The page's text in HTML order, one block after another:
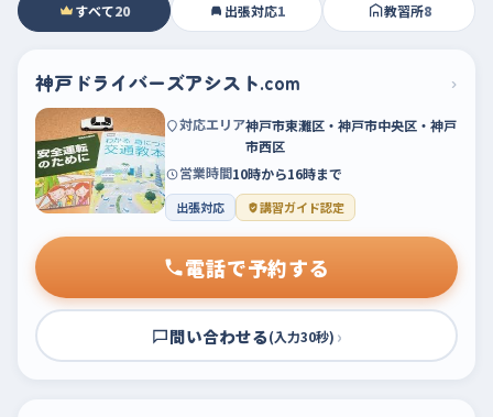
すべて20 出張対応1 教習所8
神戸ドライバーズアシスト.com ›
対応エリア神戸市東灘区・神戸市中央区・神戸
市西区
営業時間10時から16時まで
出張対応 講習ガイド認定
電話で予約する
問い合わせる(入力30秒) ›